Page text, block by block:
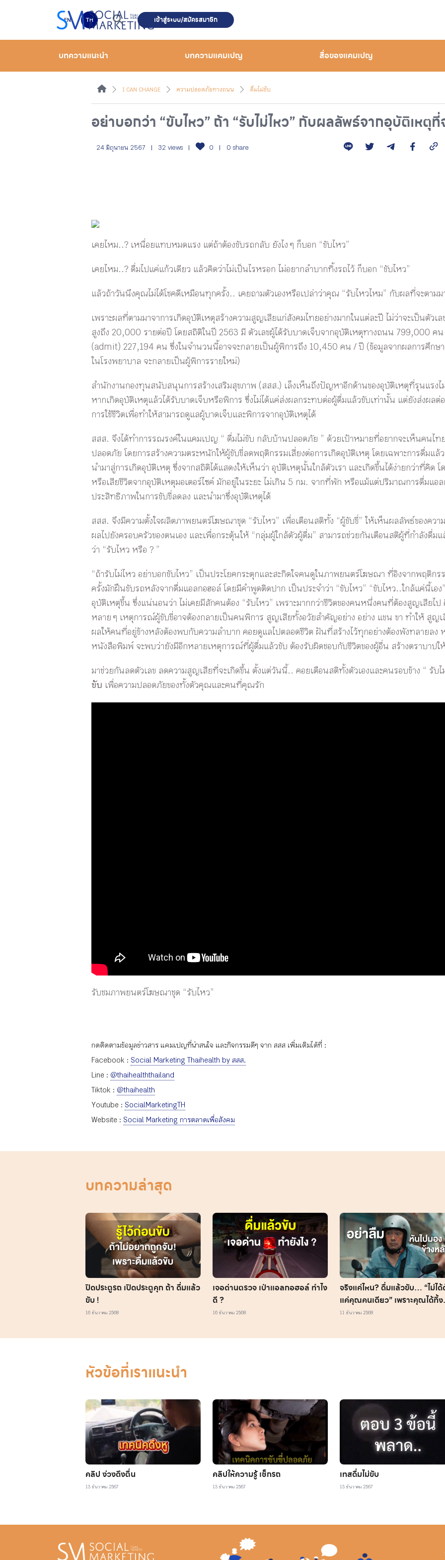
EN TH เข้าสู่ระบบ/สมัครสมาชิก
บทความแนะนำ บทความแคมเปญ สื่อของแคมเปญ
I CAN CHANGE ความปลอดภัยทางถนน ดื่มไม่ขับ
อย่าบอกว่า “ขับไหว” ถ้า “รับไม่ไหว” กับผลลัพธ์จากอุบัติเหตุ
24 มิถุนายน 2567 32 views 0 0 share
เคยไหม..? เหนื่อยแทบหมดแรง แต่ถ้าต้องขับรถกลับ ยังไง ๆ ก็บอก “ขับไหว”
เคยไหม..? ดื่มไปแค่แก้วเดียว แล้วคิดว่าไม่เป็นไรหรอก ไม่อยากลำบากทิ้งรถไว้ ก็บอก “ขับไหว”
แล้วถ้าวันนึงคุณไม่ได้โชคดีเหมือนทุกครั้ง.. เคยถามตัวเองหรือเปล่าว่าคุณ “รับไหวไหม” กับผลที่จะตาม
เพราะผลที่ตามมาจาการเกิดอุบัติเหตุสร้างความสูญเสียแก่สังคมไทยอย่างมากในแต่ละปี ไม่ว่าจะเป็นตัวเ
สูงถึง 20,000 รายต่อปี โดยสถิติในปี 2563 มี ตัวเลขผู้ได้รับบาดเจ็บจากอุบัติเหตุทางถนน 799,000 คน
(admit) 227,194 คน ซึ่งในจำนวนนี้อาจจะกลายเป็นผู้พิการถึง 10,450 คน / ปี (ข้อมูลจากผลการศึกษ
ในโรงพยาบาล จะกลายเป็นผู้พิการรายใหม่)
สำนักงานกองทุนสนับสนุนการสร้างเสริมสุขภาพ (สสส.) เล็งเห็นถึงปัญหาอีกด้านของอุบัติเหตุที่รุนแรงไ
หากเกิดอุบัติเหตุแล้วได้รับบาดเจ็บหรือพิการ ซึ่งไม่ได้แค่ส่งผลกระทบต่อผู้ดื่มแล้วขับเท่านั้น แต่ยังส่งผล
การใช้ชีวิตเพื่อทำให้สามารถดูแลผู้บาดเจ็บและพิการจากอุบัติเหตุได้
สสส. จึงได้ทำการรณรงค์ในแคมเปญ “ ดื่มไม่ขับ กลับบ้านปลอดภัย ” ด้วยเป้าหมายที่อยากจะเห็นคนไ
ปลอดภัย โดยการสร้างความตระหนักให้ผู้ขับขี่ลดพฤติกรรมเสี่ยงต่อการเกิดอุบัติเหตุ โดยเฉพาะการดื่มแ
นำมาสู่การเกิดอุบัติเหตุ ซึ่งจากสถิติได้แสดงให้เห็นว่า อุบัติเหตุนั้นใกล้ตัวเรา และเกิดขึ้นได้ง่ายกว่าที่คิด
หรือเสียชีวิตจากอุบัติเหตุมอเตอร์ไซค์ มักอยู่ในระยะ ไม่เกิน 5 กม. จากที่พัก หรือแม้แต่ปริมาณการดื่มแอ
ประสิทธิภาพในการขับขี่ลดลง และนำมาซึ่งอุบัติเหตุได้
สสส. จึงมีความตั้งใจผลิตภาพยนตร์โฆษณาชุด “รับไหว” เพื่อเตือนสติทั้ง “ผู้ขับขี่” ให้เห็นผลลัพธ์ของควา
ผลไปยังครอบครัวของตนเอง และเพื่อกระตุ้นให้ “กลุ่มผู้ใกล้ตัวผู้ดื่ม” สามารถช่วยกันเตือนสติผู้ที่กำลังดื่มแ
ว่า “รับไหว หรือ ? ”
“ถ้ารับไม่ไหว อย่าบอกขับไหว” เป็นประโยคกระตุกและสะกิดใจคนดูในภาพยนตร์โฆษณา ที่อิงจากพฤติก
ครั้งมักฝืนขับรถหลังจากดื่มแอลกอฮอล์ โดยมีคำพูดติดปาก เป็นประจำว่า “ขับไหว” “ขับไหว..ใกล้แค่นี้เอ
อุบัติเหตุขึ้น ซึ่งแน่นอนว่า ไม่เคยมีสักคนต้อง “รับไหว” เพราะมากกว่าชีวิตของคนหนึ่งคนที่ต้องสูญเสียไป
หลาย ๆ เหตุการณ์ผู้ขับขี่อาจต้องกลายเป็นคนพิการ สูญเสียทั้งอวัยสำคัญอย่าง อย่าง แขน ขา ทำให้ สูญเ
ผลให้คนที่อยู่ข้างหลังต้องพบกับความลำบาก คอยดูแลไปตลอดชีวิต ฝันที่สร้างไว้ทุกอย่างต้องพังทลายลง
หนังสือพิมพ์ จะพบว่ายังมีอีกหลายเหตุการณ์ที่ผู้ดื่มแล้วขับ ต้องรับผิดชอบกับชีวิตของผู้อื่น สร้างตราบาปให้
มาช่วยกันลดตัวเลข ลดความสูญเสียที่จะเกิดขึ้น ตั้งแต่วันนี้.. คอยเตือนสติทั้งตัวเองและคนรอบข้าง “ รับ
ขับ เพื่อความปลอดภัยของทั้งตัวคุณและคนที่คุณรัก
รับชมภาพยนตร์โฆษณาชุด “รับไหว”
กดติดตามข้อมูลข่าวสาร แคมเปญที่น่าสนใจ และกิจกรรมดีๆ จาก สสส เพิ่มเติมได้ที่ :
Facebook : Social Marketing Thaihealth by สสส.
Line : @thaihealththailand
Tiktok : @thaihealth
Youtube : SocialMarketingTH
Website : Social Marketing การตลาดเพื่อสังคม
บทความล่าสุด
ปิดประตูรถ เปิดประตูคุก ถ้า ดื่มแล้ว
ขับ !
16 ธันวาคม 2568
เจอด่านตรวจ เป่าแอลกอฮอล์ ทำไง
ดี ?
16 ธันวาคม 2568
จริงแค่ไหน? ดื่มแล้วขับ… “ไม่ไ
แค่คุณคนเดียว” เพราะคุณได้ทิ้ง
ตราบาปไว้ให้คนที่อยู่ข้างหลัง
11 ธันวาคม 2568
หัวข้อที่เราแนะนำ
คลิป ง่วงดึงตื่น
13 ธันวาคม 2567
คลิปให้ความรู้ เช็กรถ
13 ธันวาคม 2567
เทสดื่มไม่ขับ
13 ธันวาคม 2567